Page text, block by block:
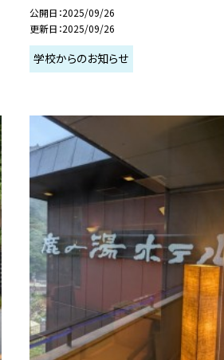
公開日 2025/09/26
更新日 2025/09/26
学校からのお知らせ